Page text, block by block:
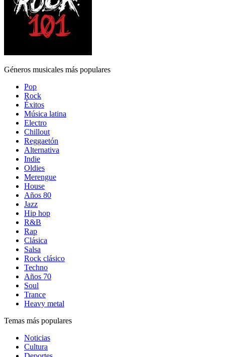
Géneros musicales más populares
Pop
Rock
Éxitos
Música latina
Electro
Chillout
Reggaetón
Alternativa
Indie
Oldies
Merengue
House
Años 80
Jazz
Hip hop
R&B
Rap
Clásica
Salsa
Rock clásico
Techno
Años 70
Soul
Trance
Heavy metal
Temas más populares
Noticias
Cultura